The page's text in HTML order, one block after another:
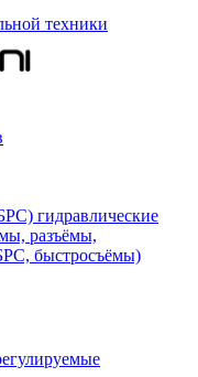
техники
гидравлические
разъёмы,
быстросъёмы)